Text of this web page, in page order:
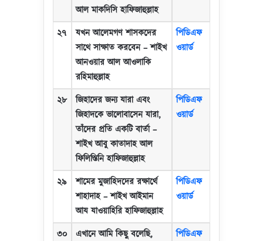
আল মাকদিসি হাফিজাহুল্লাহ
২৭
যখন আলেমগণ শাসকদের
সাথে সাক্ষাত করবেন–শাইখ
আনওয়ার আল আওলাকি
রহিমাহুল্লাহ
পিডিএফ
ওয়ার্ড
২৮
জিহাদের জন্য যারা এবং
জিহাদকে ভালোবাসেন যারা,
তাঁদের প্রতি একটি বার্তা–
শাইখ আবু কাতাদাহ আল
ফিলিস্তিনি হাফিজাহুল্লাহ
পিডিএফ
ওয়ার্ড
২৯
শামের মুজাহিদদের রক্ষার্থে
শাহাদাহ–শাইখ আইমান
আয যাওয়াহিরি হাফিজাহুল্লাহ
পিডিএফ
ওয়ার্ড
৩০ এখানে আমি কিছু বলেছি,
পিডিএফ